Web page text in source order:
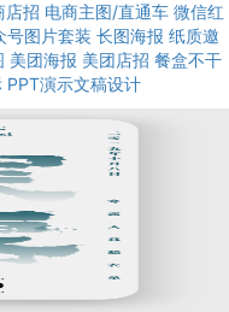
店招 电商主图/直通车 微信红
号图片套装 长图海报 纸质邀
美团海报 美团店招 餐盒不干
PPT演示文稿设计